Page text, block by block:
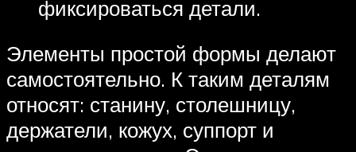
фиксироваться детали.
Элементы простой формы делают
самостоятельно. К таким деталям
относят: станину, столешницу,
держатели, кожух, суппорт и